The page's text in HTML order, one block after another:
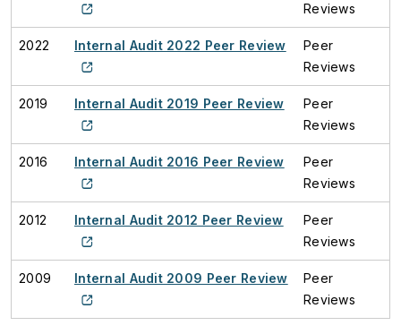
Reviews
2022 Internal Audit 2022 Peer Review
Peer
Reviews
2019 Internal Audit 2019 Peer Review
Peer
Reviews
2016 Internal Audit 2016 Peer Review
Peer
Reviews
2012 Internal Audit 2012 Peer Review
Peer
Reviews
2009 Internal Audit 2009 Peer Review
Peer
Reviews